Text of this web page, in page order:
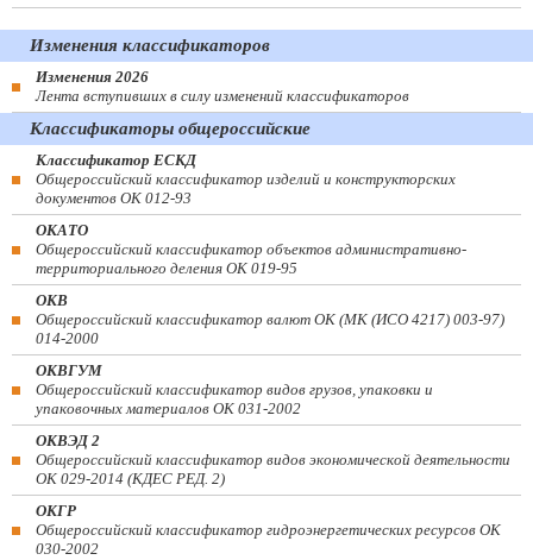
Изменения классификаторов
Изменения 2026
Лента вступивших в силу изменений классификаторов
Классификаторы общероссийские
Классификатор ЕСКД
Общероссийский классификатор изделий и конструкторских
документов ОК 012-93
ОКАТО
Общероссийский классификатор объектов административно-
территориального деления ОК 019-95
ОКВ
Общероссийский классификатор валют ОК (МК (ИСО 4217) 003-97)
014-2000
ОКВГУМ
Общероссийский классификатор видов грузов, упаковки и
упаковочных материалов ОК 031-2002
ОКВЭД 2
Общероссийский классификатор видов экономической деятельности
ОК 029-2014 (КДЕС РЕД. 2)
ОКГР
Общероссийский классификатор гидроэнергетических ресурсов ОК
030-2002